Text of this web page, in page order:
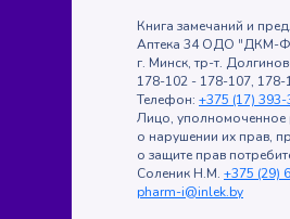
Книга замечаний и
Аптека 34 ОДО "ДКМ-
г. Минск, тр-т.
178-102 - 178-107,
Телефон: +375 (17)
Лицо, уполномоченное
о нарушении их прав,
о защите прав
Соленик Н.М. +375 (29)
pharm-i@inlek.by